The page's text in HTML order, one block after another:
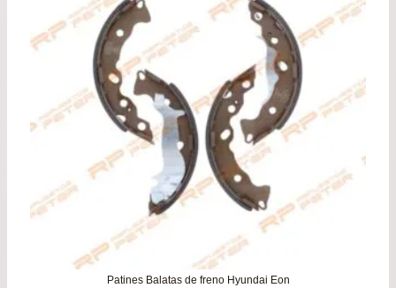
Patines Balatas de freno Hyundai Eon